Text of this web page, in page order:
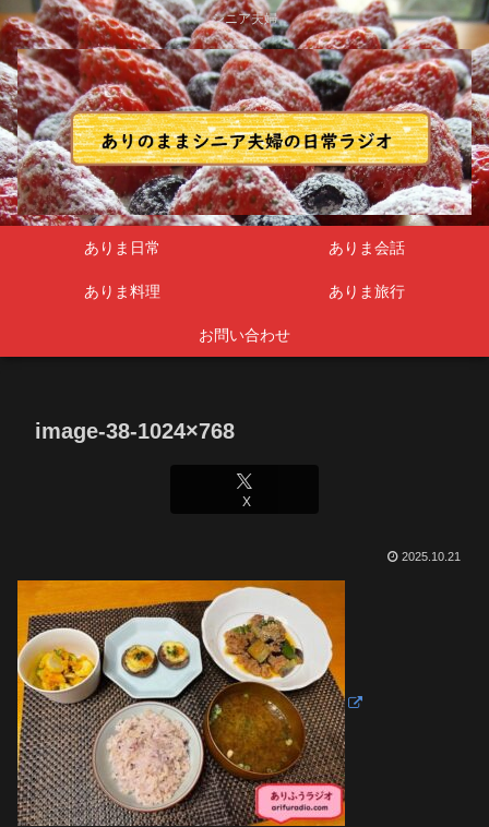
シニア夫婦
ありま日常 ありま会話
ありま料理 ありま旅行
お問い合わせ
image-38-1024×768
X
2025.10.21